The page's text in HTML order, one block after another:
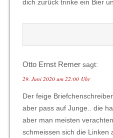
dich zurück trinke ein Bier
Otto Ernst Remer sagt:
29. Juni 2020 um 22:00 Uhr
Der feige
aber pass auf Junge.. die
aber man meisten
schmeissen sich die